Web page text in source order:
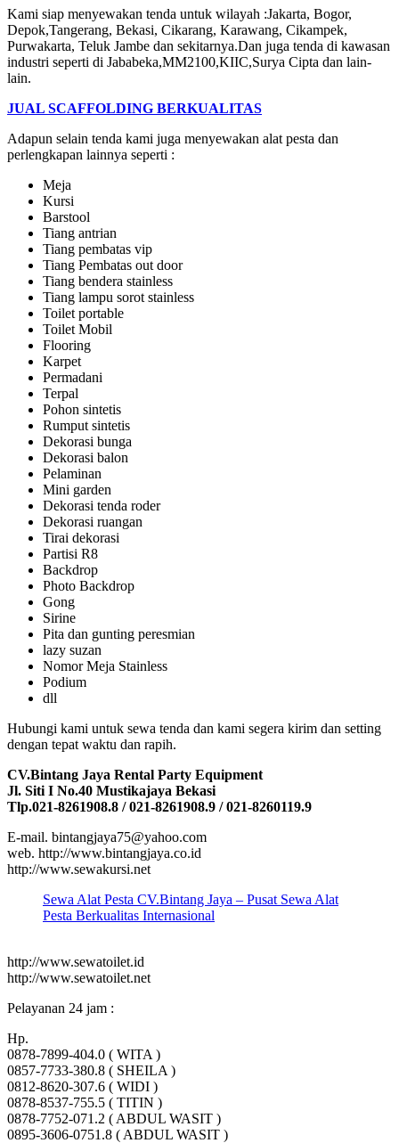
Kami siap menyewakan tenda untuk wilayah :Jakarta, Bogor,
Depok,Tangerang, Bekasi, Cikarang, Karawang, Cikampek,
Purwakarta, Teluk Jambe dan sekitarnya.Dan juga tenda di kawasan
industri seperti di Jababeka,MM2100,KIIC,Surya Cipta dan lain-
lain.
JUAL SCAFFOLDING BERKUALITAS
Adapun selain tenda kami juga menyewakan alat pesta dan
perlengkapan lainnya seperti :
Meja
Kursi
Barstool
Tiang antrian
Tiang pembatas vip
Tiang Pembatas out door
Tiang bendera stainless
Tiang lampu sorot stainless
Toilet portable
Toilet Mobil
Flooring
Karpet
Permadani
Terpal
Pohon sintetis
Rumput sintetis
Dekorasi bunga
Dekorasi balon
Pelaminan
Mini garden
Dekorasi tenda roder
Dekorasi ruangan
Tirai dekorasi
Partisi R8
Backdrop
Photo Backdrop
Gong
Sirine
Pita dan gunting peresmian
lazy suzan
Nomor Meja Stainless
Podium
dll
Hubungi kami untuk sewa tenda dan kami segera kirim dan setting
dengan tepat waktu dan rapih.
CV.Bintang Jaya Rental Party Equipment
Jl. Siti I No.40 Mustikajaya Bekasi
Tlp.021-8261908.8 / 021-8261908.9 / 021-8260119.9
E-mail. bintangjaya75@yahoo.com
web. http://www.bintangjaya.co.id
http://www.sewakursi.net
Sewa Alat Pesta CV.Bintang Jaya – Pusat Sewa Alat
Pesta Berkualitas Internasional
http://www.sewatoilet.id
http://www.sewatoilet.net
Pelayanan 24 jam :
Hp.
0878-7899-404.0 ( WITA )
0857-7733-380.8 ( SHEILA )
0812-8620-307.6 ( WIDI )
0878-8537-755.5 ( TITIN )
0878-7752-071.2 ( ABDUL WASIT )
0895-3606-0751.8 ( ABDUL WASIT )